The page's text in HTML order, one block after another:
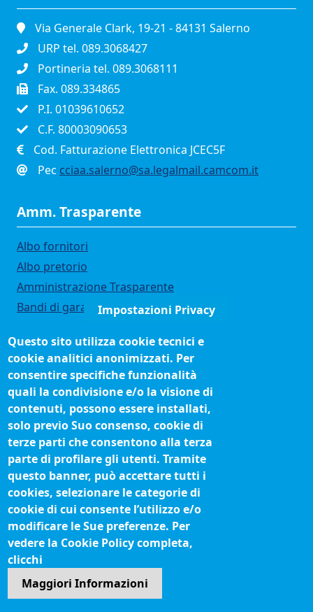
Via Generale Clark, 19-21 - 84131 Salerno
URP tel. 089.3068427
Portineria tel. 089.3068111
Fax. 089.334865
P.I. 01039610652
C.F. 80003090653
Cod. Fatturazione Elettronica JCEC5F
Pec cciaa.salerno@sa.legalmail.camcom.it
Amm. Trasparente
Albo fornitori
Albo pretorio
Amministrazione Trasparente
Bandi di gara
Concorsi e selezioni
Organigramma
Procedimenti (come fare per)
Siti tematici
Biblioteca camerale
Fatturazione elettronica
IBAN pagamenti alla CCIAA
Questionari soddisfazione utenti
Seguici su
Sito web
Impostazioni Privacy
Questo sito utilizza cookie tecnici e
cookie analitici anonimizzati. Per
consentire specifiche funzionalità
quali la condivisione e/o la visione di
contenuti, possono essere installati,
solo previo Suo consenso, cookie di
terze parti che consentono alla terza
parte di profilare gli utenti. Tramite
questo banner, può accettare tutti i
cookies, selezionare le categorie di
cookie di cui consente l’utilizzo e/o
modificare le Sue preferenze. Per
vedere la Cookie Policy completa,
clicchi
Maggiori Informazioni